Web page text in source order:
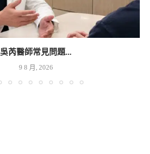
吳芮醫師常見問題...
9 8 月, 2026